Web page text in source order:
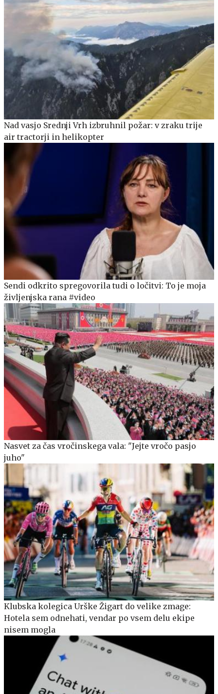
Nad vasjo Srednji Vrh izbruhnil požar: v zraku trije
air tractorji in helikopter
Sendi odkrito spregovorila tudi o ločitvi: To je moja
življenjska rana #video
Nasvet za čas vročinskega vala: "Jejte vročo pasjo
juho"
Klubska kolegica Urške Žigart do velike zmage:
Hotela sem odnehati, vendar po vsem delu ekipe
nisem mogla